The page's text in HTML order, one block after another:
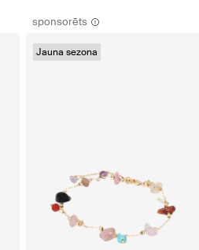
sponsorēts
Jauna sezona